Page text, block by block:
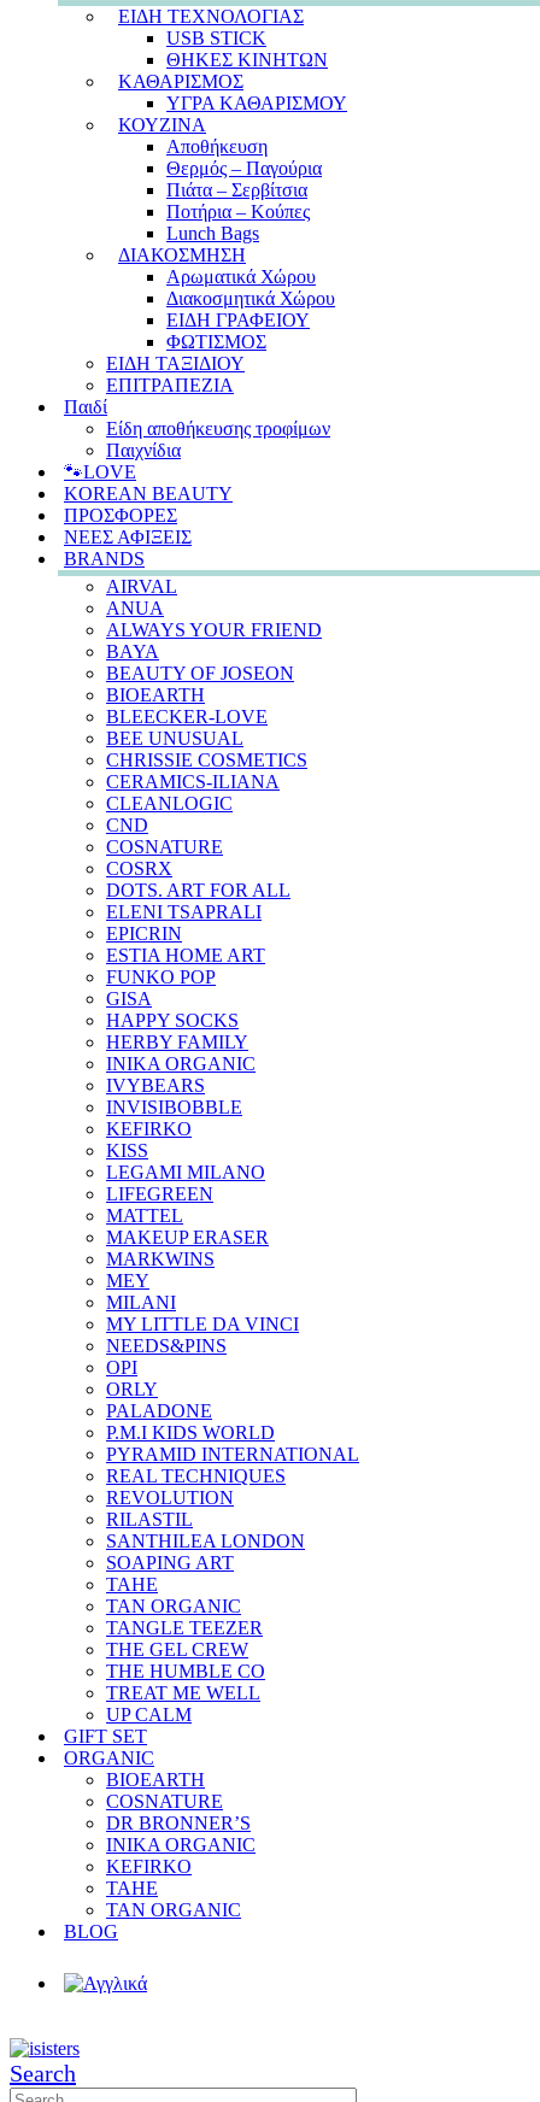
ΕΙΔΗ ΤΕΧΝΟΛΟΓΙΑΣ
USB STICK
ΘΗΚΕΣ ΚΙΝΗΤΩΝ
ΚΑΘΑΡΙΣΜΟΣ
ΥΓΡΑ ΚΑΘΑΡΙΣΜΟΥ
ΚΟΥΖΙΝΑ
Αποθήκευση
Θερμός – Παγούρια
Πιάτα – Σερβίτσια
Ποτήρια – Κούπες
Lunch Bags
ΔΙΑΚΟΣΜΗΣΗ
Αρωματικά Χώρου
Διακοσμητικά Χώρου
ΕΙΔΗ ΓΡΑΦΕΙΟΥ
ΦΩΤΙΣΜΟΣ
ΕΙΔΗ ΤΑΞΙΔΙΟΥ
ΕΠΙΤΡΑΠΕΖΙΑ
Παιδί
Είδη αποθήκευσης τροφίμων
Παιχνίδια
🐾LOVE
KOREAN BEAUTY
ΠΡΟΣΦΟΡΕΣ
ΝΕΕΣ ΑΦΙΞΕΙΣ
BRANDS
AIRVAL
ANUA
ALWAYS YOUR FRIEND
BAYA
BEAUTY OF JOSEON
BIOEARTH
BLEECKER-LOVE
BEE UNUSUAL
CHRISSIE COSMETICS
CERAMICS-ILIANA
CLEANLOGIC
CND
COSNATURE
COSRX
DOTS. ART FOR ALL
ELENI TSAPRALI
EPICRIN
ESTIA HOME ART
FUNKO POP
GISA
HAPPY SOCKS
HERBY FAMILY
INIKA ORGANIC
IVYBEARS
INVISIBOBBLE
KEFIRKO
KISS
LEGAMI MILANO
LIFEGREEN
MATTEL
MAKEUP ERASER
MARKWINS
MEY
MILANI
MY LITTLE DA VINCI
NEEDS&PINS
OPI
ORLY
PALADONE
P.M.I KIDS WORLD
PYRAMID INTERNATIONAL
REAL TECHNIQUES
REVOLUTION
RILASTIL
SANTHILEA LONDON
SOAPING ART
TAHE
TAN ORGANIC
TANGLE TEEZER
THE GEL CREW
THE HUMBLE CO
TREAT ME WELL
UP CALM
GIFT SET
ORGANIC
BIOEARTH
COSNATURE
DR BRONNER’S
INIKA ORGANIC
KEFIRKO
TAHE
TAN ORGANIC
BLOG
Search